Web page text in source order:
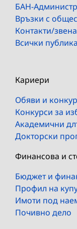
БАН-
Връзки с
Контакти/
Всички
Кариери
Обяви и
Конкурси за
Академични
Докторски
Финансова и
Бюджет и
Профил на
Имоти под
Почивно дело